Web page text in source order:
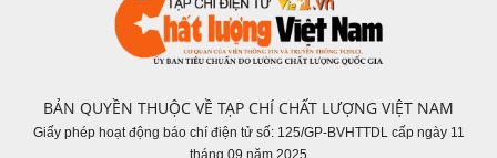
BẢN QUYỀN THUỘC VỀ TẠP CHÍ CHẤT LƯỢNG VIỆT NAM
Giấy phép hoạt động báo chí điện tử số: 125/GP-BVHTTDL cấp ngày 11
tháng 09 năm 2025